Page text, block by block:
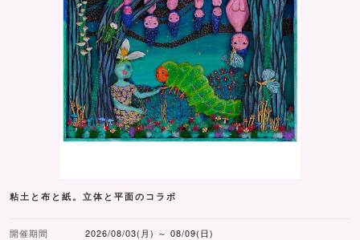
粘土と布と紙。立体と平面のコラボ
開催期間 2026/08/03(月) ～ 08/09(日)